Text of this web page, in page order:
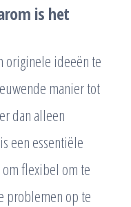
is het
originele ideeën te
manier tot
dan alleen
een essentiële
flexibel om te
problemen op te